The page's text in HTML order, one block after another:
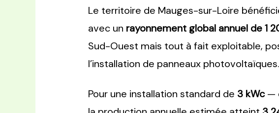
Le territoire de Mauges-sur-Loire
avec un rayonnement global annuel de 1
Sud-Ouest mais tout à fait exploitable,
l’installation de panneaux photovoltaïques.
Pour une installation standard de 3 kWc—